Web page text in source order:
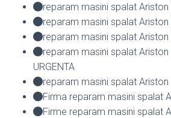
reparam masini spalat Ariston
reparam masini spalat
reparam masini spalat
reparam masini spalat Ariston
URGENTA
reparam masini spalat Ariston
Firma reparam masini spalat
Firme reparam masini spalat